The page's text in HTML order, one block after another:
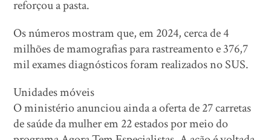
reforçou a pasta.
Os números mostram que, em 2024, cerca de 4
milhões de mamografias para rastreamento e 376,7
mil exames diagnósticos foram realizados no SUS.
Unidades móveis
O ministério anunciou ainda a oferta de 27 carretas
de saúde da mulher em 22 estados por meio do